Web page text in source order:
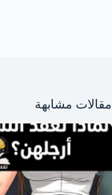
مقالات مشابهة